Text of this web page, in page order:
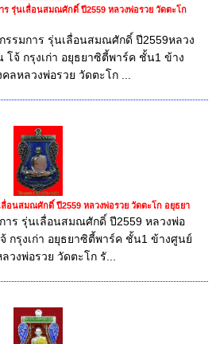
ร รุ่นเลื่อนสมณศักดิ์ ปี2559 หลวงพ่อรวย วัดตะโก
รรมการ รุ่นเลื่อนสมณศักดิ์ ปี2559หลวง
โจ้ กรุงเก่า อยุธยาซิตี้พาร์ค ชั้น1 ข้าง
ลหลวงพ่อรวย วัดตะโก ...
ลื่อนสมณศักดิ์ ปี2559 หลวงพ่อรวย วัดตะโก อยุธยา
าร รุ่นเลื่อนสมณศักดิ์ ปี2559 หลวงพ่อ
กรุงเก่า อยุธยาซิตี้พาร์ค ชั้น1 ข้างศูนย์
วงพ่อรวย วัดตะโก รั...